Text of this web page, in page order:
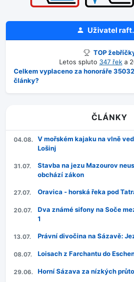
Uživatel
TOP
Letos spluto 347 řek a
Celkem vyplaceno za honoráře
články?
ČLÁNKY
04.08.
V mořském kajaku na vlně
Lošinj
31.07.
Stavba na jezu Mazourov
obchází zákon
27.07. Oravica - horská řeka pod
20.07.
Dva známé sifony na Soče
1
13.07. Právní divočina na Sázavě:
08.07. Loisach z Farchantu do
29.06. Horní Sázava za nízkých